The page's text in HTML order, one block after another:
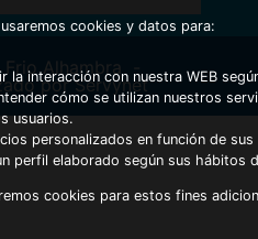
Alhambra
por Servynet
cookies y datos para:
la interacción con nuestra WEB
cómo se utilizan nuestros
usuarios.
personalizados en función de
perfil elaborado según sus hábitos
cookies para estos fines